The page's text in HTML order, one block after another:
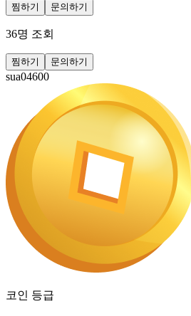
찜하기 문의하기
36명 조회
찜하기 문의하기
sua04600
코인 등급